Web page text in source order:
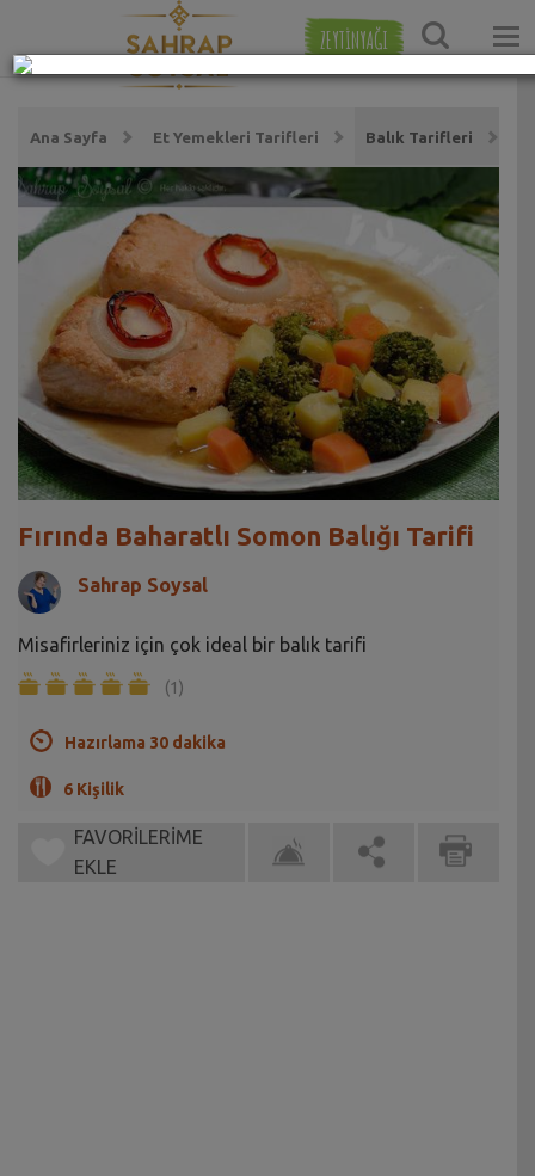
ZEYTİNYAĞI
Ana Sayfa Et Yemekleri Tarifleri Balık Tarifleri
Fırında Baharatlı Somon Balığı Tarifi
Sahrap Soysal
Misafirleriniz için çok ideal bir balık tarifi
(1)
Hazırlama 30 dakika
6 Kişilik
FAVORİLERİME
EKLE